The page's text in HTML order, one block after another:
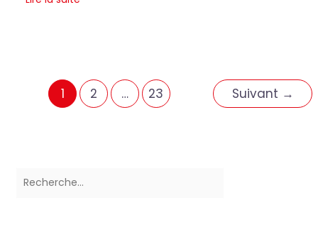
1 2 … 23 Suivant →